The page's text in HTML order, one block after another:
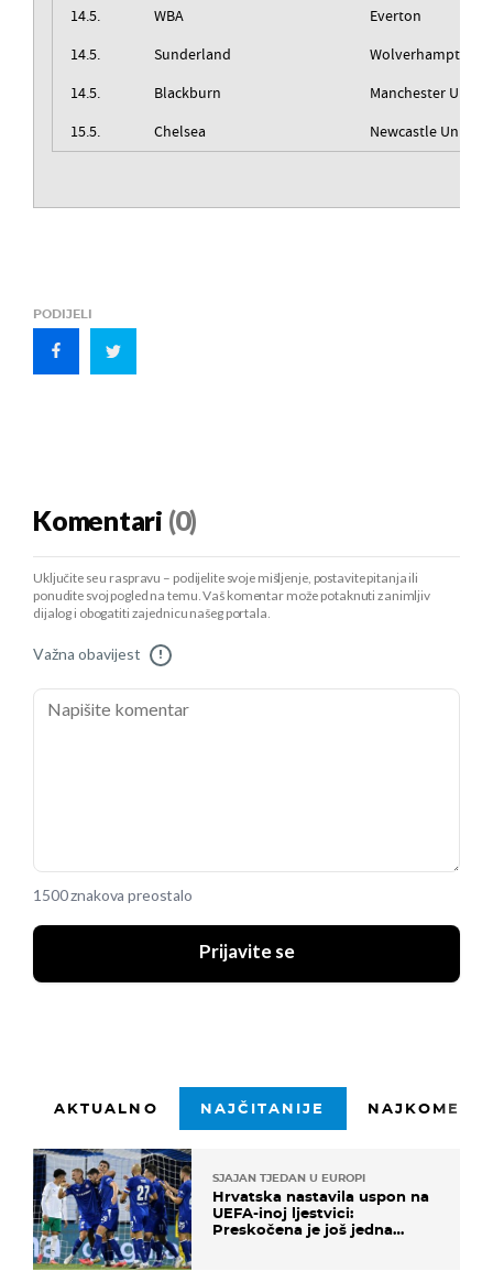
14.5.
WBA
Everton
14.5.
Sunderland
Wolverhampton
14.5.
Blackburn
Manchester United
15.5.
Chelsea Newcastle United
PODIJELI
Komentari (0)
Uključite se u raspravu – podijelite svoje mišljenje, postavite pitanja ili
ponudite svoj pogled na temu. Vaš komentar može potaknuti zanimljiv
dijalog i obogatiti zajednicu našeg portala.
Važna obavijest !
1500 znakova preostalo
Prijavite se
AKTUALNO NAJČITANIJE
SJAJAN TJEDAN U EUROPI
Hrvatska nastavila uspon na
UEFA-inoj ljestvici:
Preskočena je još jedna